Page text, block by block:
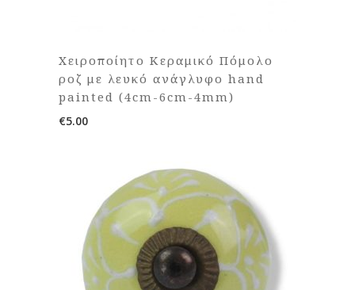
Χειροποίητο Κεραμικό Πόμολο
ροζ με λευκό ανάγλυφο hand
painted (4cm-6cm-4mm)
€5.00